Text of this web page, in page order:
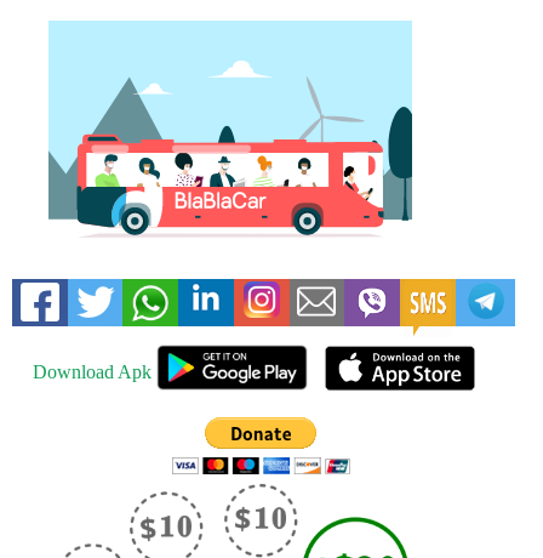
Download Apk